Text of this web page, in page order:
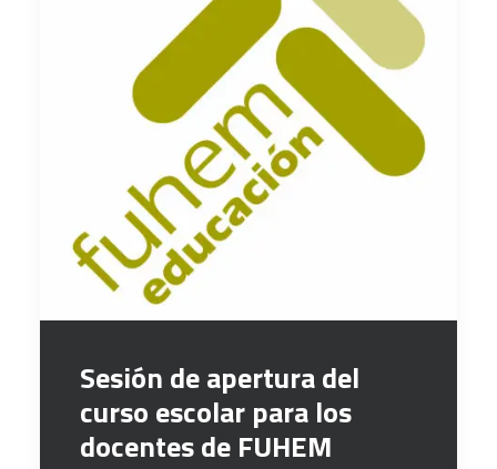
Sesión de apertura del
curso escolar para los
docentes de FUHEM